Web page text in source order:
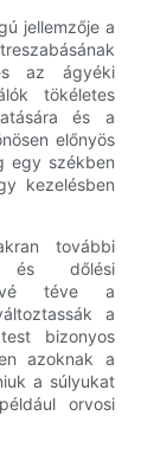
jellemzője a
az ágyéki
tökéletes
és a
előnyös
egy székben
kezelésben
további
és dőlési
téve a
a
bizonyos
azoknak a
a súlyukat
orvosi